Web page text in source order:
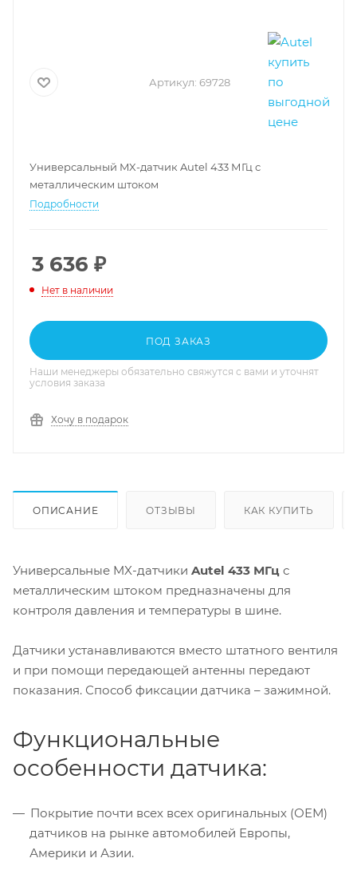
Артикул: 69728
Универсальный MX-датчик Autel 433 МГц с
металлическим штоком
Подробности
3 636 ₽
Нет в наличии
ПОД ЗАКАЗ
Наши менеджеры обязательно свяжутся с вами и уточнят
условия заказа
Хочу в подарок
ОПИСАНИЕ ОТЗЫВЫ КАК КУПИТЬ
Универсальные MX-датчики Autel 433 МГц с
металлическим штоком предназначены для
контроля давления и температуры в шине.
Датчики устанавливаются вместо штатного вентиля
и при помощи передающей антенны передают
показания. Способ фиксации датчика – зажимной.
Функциональные
особенности датчика:
Покрытие почти всех всех оригинальных (ОЕМ)
датчиков на рынке автомобилей Европы,
Америки и Азии.